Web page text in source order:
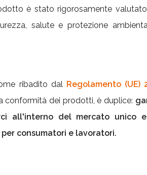
è stato rigorosamente
salute e protezione
ribadito dal Regolamento (UE)
conformità dei prodotti, è duplice:
all'interno del mercato unico
consumatori e lavoratori.